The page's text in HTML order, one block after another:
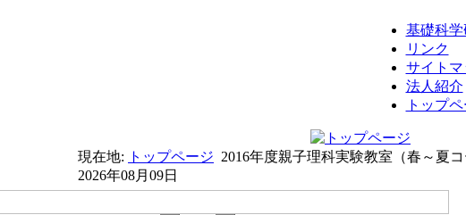
基礎科
リンク
サイトマ
法人紹介
トップ
現在地: トップページ 2016年度親子理科実験教室（春～夏
2026年08月09日